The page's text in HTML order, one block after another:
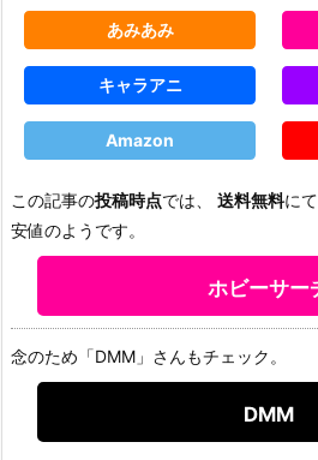
あみあみ
キャラアニ
Amazon
この記事の投稿時点では、 送料無料に
安値のようです。
ホビーサー
念のため「DMM」さんもチェック。
DMM